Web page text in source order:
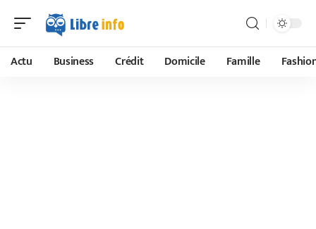
Actu Business Crédit Domicile Famille